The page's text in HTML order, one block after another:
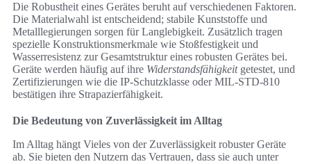
Die Robustheit eines Gerätes beruht auf verschiedenen Faktoren.
Die Materialwahl ist entscheidend; stabile Kunststoffe und
Metalllegierungen sorgen für Langlebigkeit. Zusätzlich tragen
spezielle Konstruktionsmerkmale wie Stoßfestigkeit und
Wasserresistenz zur Gesamtstruktur eines robusten Gerätes bei.
Geräte werden häufig auf ihre Widerstandsfähigkeitgetestet, und
Zertifizierungen wie die IP-Schutzklasse oder MIL-STD-810
bestätigen ihre Strapazierfähigkeit.
Die Bedeutung von Zuverlässigkeit im Alltag
Im Alltag hängt Vieles von der Zuverlässigkeit robuster Geräte
ab. Sie bieten den Nutzern das Vertrauen, dass sie auch unter